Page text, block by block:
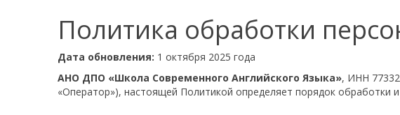
Политика обработки
Дата обновления: 1 октября 2025 года
АНО ДПО «Школа Современного Английского Языка», ИНН
«Оператор»), настоящей Политикой определяет порядок обработки